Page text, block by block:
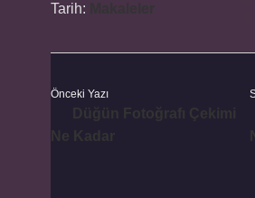
Tarih:
Önceki Yazı